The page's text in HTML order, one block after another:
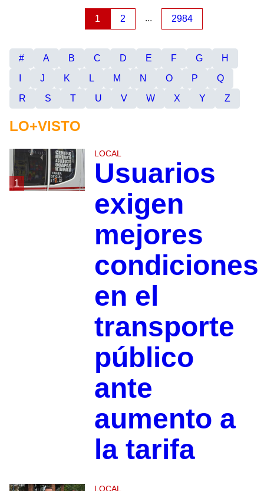
1 2 ... 2984
# A B C D E F G
H
J K L M N O P
Q
R
S T U V W X Y Z
LO+VISTO
1
LOCAL
Usuarios
exigen
mejores
condiciones
en el
transporte
público
ante
aumento a
la tarifa
LOCAL